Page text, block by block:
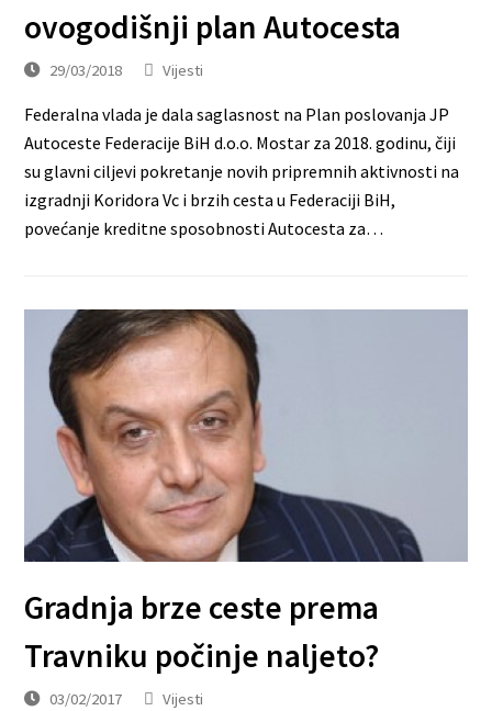
ovogodišnji plan Autocesta
29/03/2018 Vijesti
Federalna vlada je dala saglasnost na Plan poslovanja JP
Autoceste Federacije BiH d.o.o. Mostar za 2018. godinu, čiji
su glavni ciljevi pokretanje novih pripremnih aktivnosti na
izgradnji Koridora Vc i brzih cesta u Federaciji BiH,
povećanje kreditne sposobnosti Autocesta za…
Gradnja brze ceste prema
Travniku počinje naljeto?
03/02/2017 Vijesti